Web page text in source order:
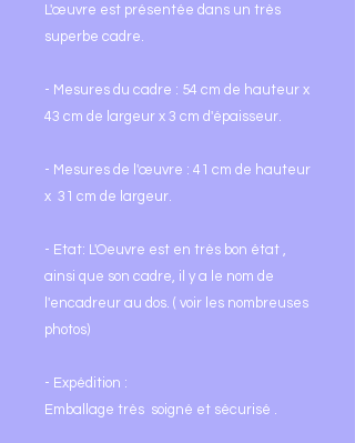
L'œuvre est présentée dans un très
superbe cadre.
- Mesures du cadre : 54 cm de hauteur x
43 cm de largeur x 3 cm d'épaisseur.
- Mesures de l'œuvre : 41 cm de hauteur
x 31 cm de largeur.
- Etat: L'Oeuvre est en très bon état ,
ainsi que son cadre, il y a le nom de
l'encadreur au dos. ( voir les nombreuses
photos)
- Expédition :
Emballage très soigné et sécurisé .